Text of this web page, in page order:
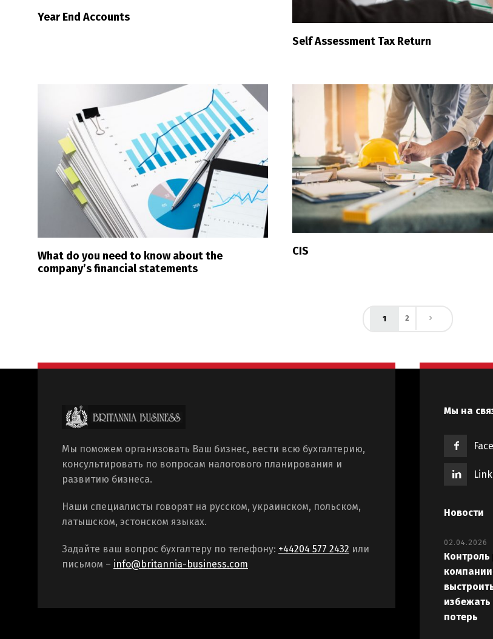
Year End Accounts
Self Assessment Tax Return
What do you need to know about the
company’s financial statements
CIS
1 2
Мы поможем организовать Ваш бизнес, вести всю бухгалтерию,
консультировать по вопросам налогового планирования и
развитию бизнеса.
Наши специалисты говорят на русском, украинском, польском,
латышском, эстонском языках.
Задайте ваш вопрос бухгалтеру по телефону: +44204 577 2432 или
письмом – info@britannia-business.com
Мы на
Новости
02.04.2026
Контроль
потерь
Switch The Language
English